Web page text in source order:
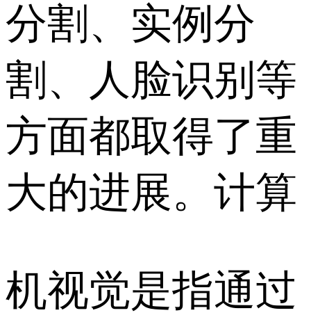
分割、实例分
割、人脸识别等
方面都取得了重
大的进展。计算
机视觉是指通过